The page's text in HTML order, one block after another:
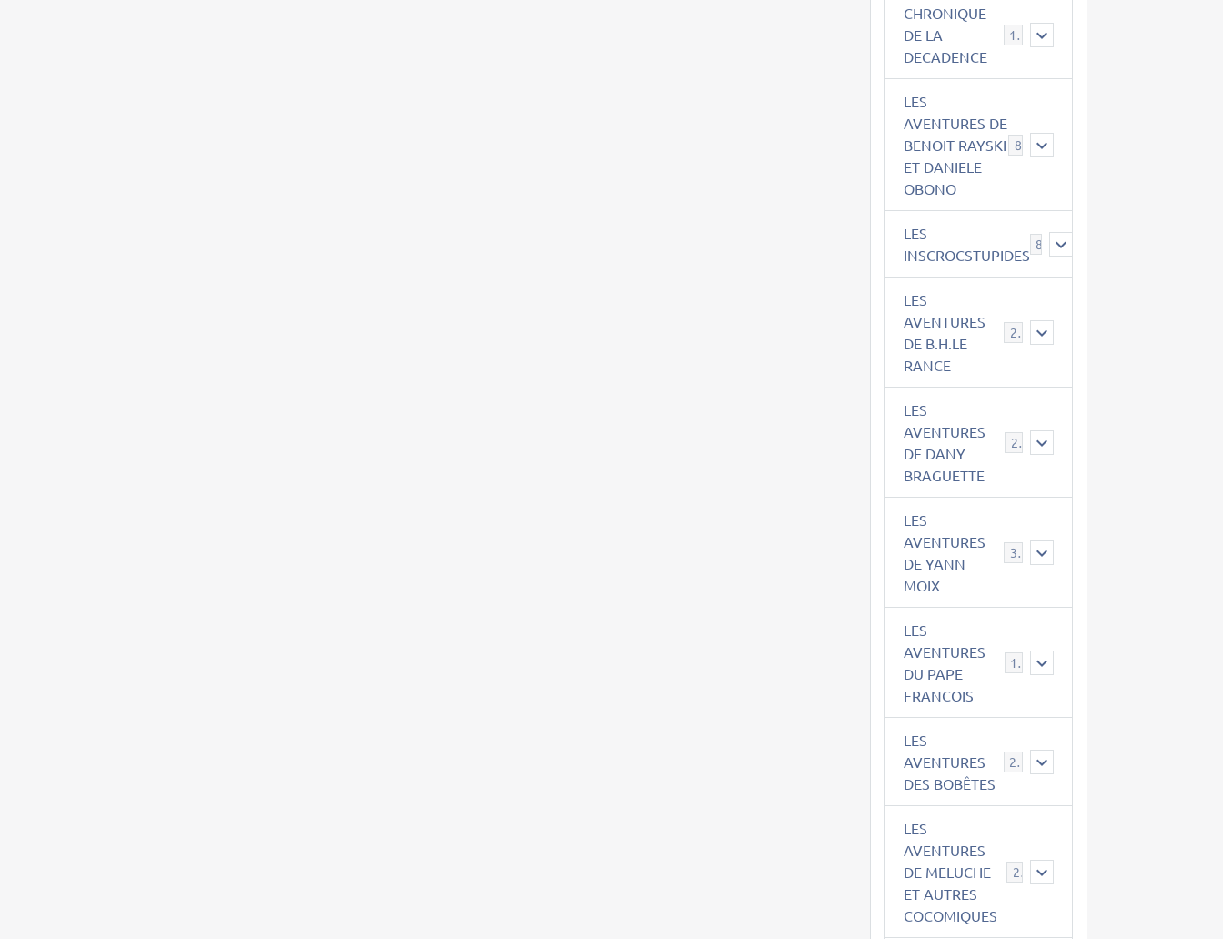
CHRONIQUE
DE LA
DECADENCE
12
LES
AVENTURES DE
BENOIT RAYSKI
ET DANIELE
OBONO
LES
INSCROCSTUPIDES
8
LES
AVENTURES
DE B.H.LE
RANCE
21
LES
AVENTURES
DE DANY
BRAGUETTE
29
LES
AVENTURES
DE YANN
MOIX
39
LES
AVENTURES
DU PAPE
FRANCOIS
15
LES
AVENTURES
DES BOBÊTES
23
LES
AVENTURES
DE MELUCHE
ET AUTRES
COCOMIQUES
22